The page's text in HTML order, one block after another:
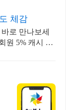
체감
로 만나보세
원 5% 캐시 적